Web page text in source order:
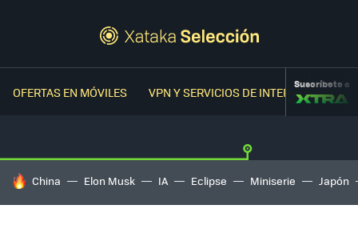
OFERTAS EN MÓVILES VPN Y SERVICIOS DE INTERNETSuscríbete a
HOY SE HABLA DE
China Elon Musk IA Eclipse Miniserie Japón